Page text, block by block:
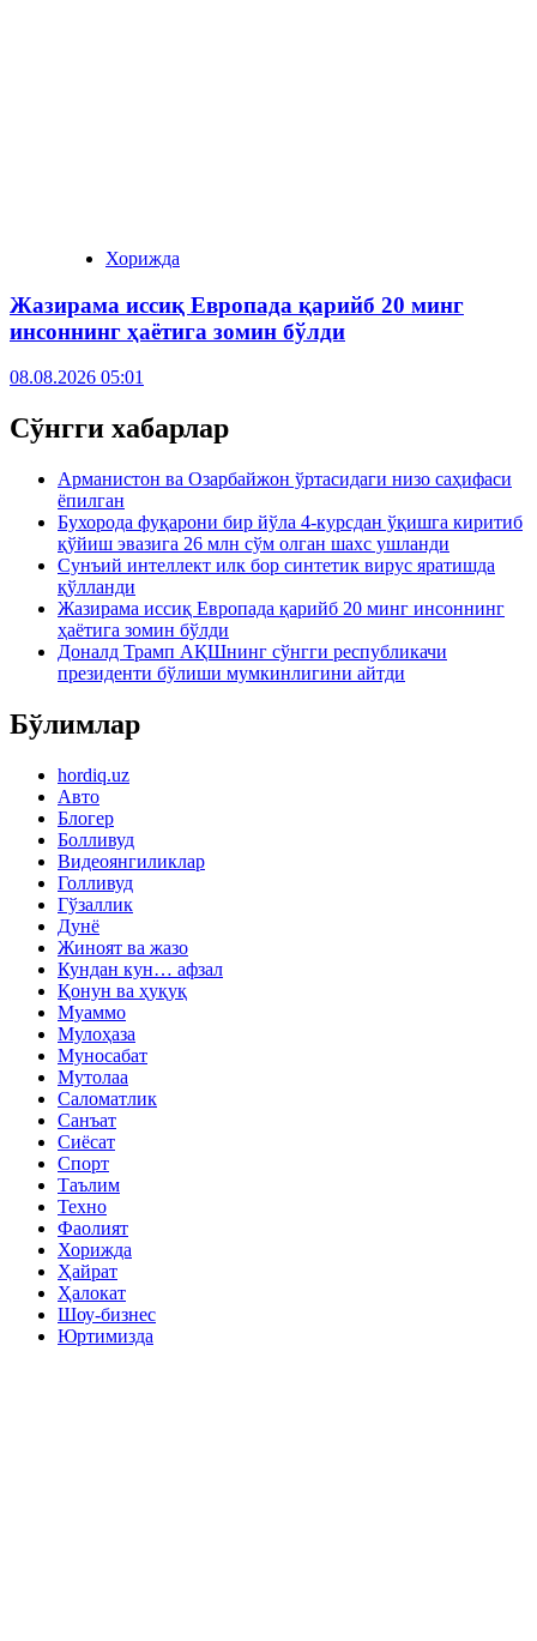
Хорижда
Жазирама иссиқ Европада қарийб 20 минг
инсоннинг ҳаётига зомин бўлди
08.08.2026 05:01
Сўнгги хабарлар
Арманистон ва Озарбайжон ўртасидаги низо саҳифаси
ёпилган
Бухорода фуқарони бир йўла 4-курсдан ўқишга киритиб
қўйиш эвазига 26 млн сўм олган шахс ушланди
Сунъий интеллект илк бор синтетик вирус яратишда
қўлланди
Жазирама иссиқ Европада қарийб 20 минг инсоннинг
ҳаётига зомин бўлди
Доналд Трамп АҚШнинг сўнгги республикачи
президенти бўлиши мумкинлигини айтди
Бўлимлар
hordiq.uz
Авто
Блогер
Болливуд
Видеоянгиликлар
Голливуд
Гўзаллик
Дунё
Жиноят ва жазо
Кундан кун… афзал
Қонун ва ҳуқуқ
Муаммо
Мулоҳаза
Муносабат
Мутолаа
Саломатлик
Санъат
Сиёсат
Спорт
Таълим
Техно
Фаолият
Хорижда
Ҳайрат
Ҳалокат
Шоу-бизнес
Юртимизда